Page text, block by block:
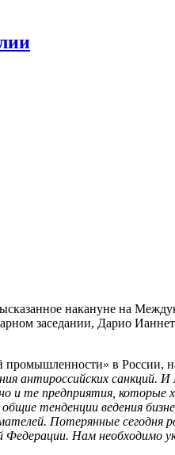
накануне на
заседании, Дарио
промышленности» в России,
антироссийских санкций.
и те предприятия,
тенденции ведения
Потерянные сегодня
Федерации. Нам необходимо